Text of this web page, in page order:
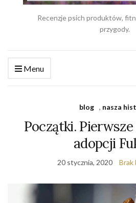
Recenzje psich produktów,
przygody.
Menu
blog , nasza
Początki.
adopcji
20 stycznia, 2020 Brak